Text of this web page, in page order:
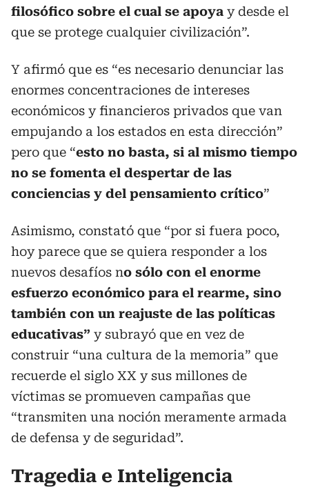
filosófico sobre el cual se apoya y desde el
que se protege cualquier civilización”.
Y afirmó que es “es necesario denunciar las
enormes concentraciones de intereses
económicos y financieros privados que van
empujando a los estados en esta dirección”
pero que “esto no basta, si al mismo tiempo
no se fomenta el despertar de las
conciencias y del pensamiento crítico”
Asimismo, constató que “por si fuera poco,
hoy parece que se quiera responder a los
nuevos desafíos no sólo con el enorme
esfuerzo económico para el rearme, sino
también con un reajuste de las políticas
educativas” y subrayó que en vez de
construir “una cultura de la memoria” que
recuerde el siglo XX y sus millones de
víctimas se promueven campañas que
“transmiten una noción meramente armada
de defensa y de seguridad”.
Tragedia e Inteligencia